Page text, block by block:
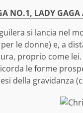
NO.1, LADY
si lancia nel
le donne) e, a
proprio come lei.
le forme
della gravidanza